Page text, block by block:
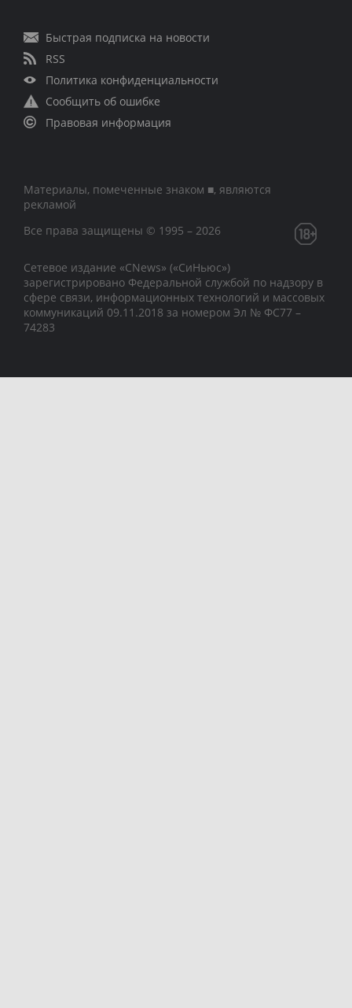
Быстрая подписка на новости
RSS
Политика конфиденциальности
Сообщить об ошибке
Правовая информация
Материалы, помеченные знаком ■, являются
рекламой
Все права защищены © 1995 – 2026
Сетевое издание «CNews» («СиНьюс»)
зарегистрировано Федеральной службой по надзору в
сфере связи, информационных технологий и массовых
коммуникаций 09.11.2018 за номером Эл № ФС77 –
74283